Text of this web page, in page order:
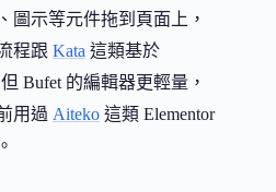
圖示等元件拖到頁面上，
程跟 Kata 這類基於
Bufet 的編輯器更輕量，
用過 Aiteko 這類 Elementor